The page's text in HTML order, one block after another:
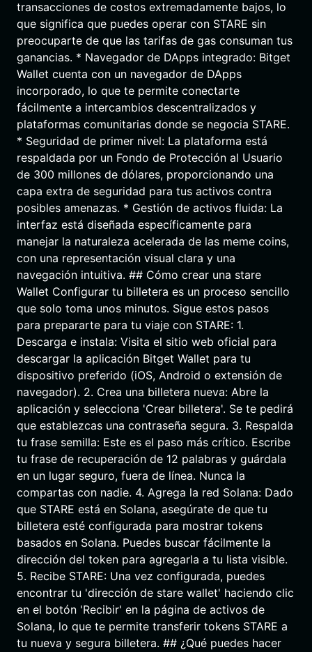
transacciones de costos extremadamente bajos, lo
que significa que puedes operar con STARE sin
preocuparte de que las tarifas de gas consuman tus
ganancias. * Navegador de DApps integrado: Bitget
Wallet cuenta con un navegador de DApps
incorporado, lo que te permite conectarte
fácilmente a intercambios descentralizados y
plataformas comunitarias donde se negocia STARE.
* Seguridad de primer nivel: La plataforma está
respaldada por un Fondo de Protección al Usuario
de 300 millones de dólares, proporcionando una
capa extra de seguridad para tus activos contra
posibles amenazas. * Gestión de activos fluida: La
interfaz está diseñada específicamente para
manejar la naturaleza acelerada de las meme coins,
con una representación visual clara y una
navegación intuitiva. ## Cómo crear una stare
Wallet Configurar tu billetera es un proceso sencillo
que solo toma unos minutos. Sigue estos pasos
para prepararte para tu viaje con STARE: 1.
Descarga e instala: Visita el sitio web oficial para
descargar la aplicación Bitget Wallet para tu
dispositivo preferido (iOS, Android o extensión de
navegador). 2. Crea una billetera nueva: Abre la
aplicación y selecciona 'Crear billetera'. Se te pedirá
que establezcas una contraseña segura. 3. Respalda
tu frase semilla: Este es el paso más crítico. Escribe
tu frase de recuperación de 12 palabras y guárdala
en un lugar seguro, fuera de línea. Nunca la
compartas con nadie. 4. Agrega la red Solana: Dado
que STARE está en Solana, asegúrate de que tu
billetera esté configurada para mostrar tokens
basados en Solana. Puedes buscar fácilmente la
dirección del token para agregarla a tu lista visible.
5. Recibe STARE: Una vez configurada, puedes
encontrar tu 'dirección de stare wallet' haciendo clic
en el botón 'Recibir' en la página de activos de
Solana, lo que te permite transferir tokens STARE a
tu nueva y segura billetera. ## ¿Qué puedes hacer